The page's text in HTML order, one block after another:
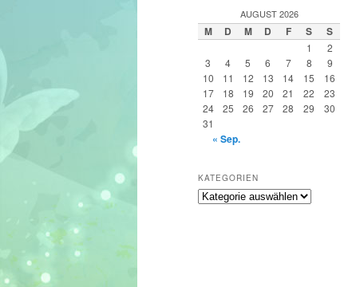
e
n
AUGUST 2026
M D M D F S S
1
2
3
4 5 6 7 8
9
10
11 12 13 14 15
16
17
18 19 20 21 22
23
24
25 26 27 28 29
30
31
« Sep.
KATEGORIEN
Kategorien